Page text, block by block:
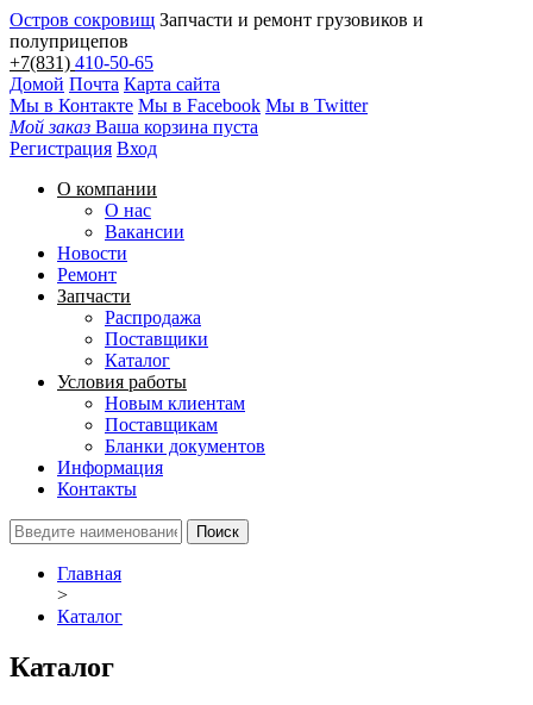
Остров сокровищ Запчасти и ремонт грузовиков и
полуприцепов
+7(831) 410-50-65
Домой Почта Карта сайта
Мы в Контакте Мы в Facebook Мы в Twitter
Мой заказ Ваша корзина пуста
Регистрация Вход
О компании
О нас
Вакансии
Новости
Ремонт
Запчасти
Распродажа
Поставщики
Каталог
Условия работы
Новым клиентам
Поставщикам
Бланки документов
Информация
Контакты
Главная
>
Каталог
Каталог